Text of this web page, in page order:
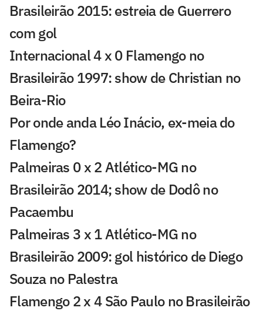
Brasileirão 2015: estreia de Guerrero
com gol
Internacional 4 x 0 Flamengo no
Brasileirão 1997: show de Christian no
Beira-Rio
Por onde anda Léo Inácio, ex-meia do
Flamengo?
Palmeiras 0 x 2 Atlético-MG no
Brasileirão 2014; show de Dodô no
Pacaembu
Palmeiras 3 x 1 Atlético-MG no
Brasileirão 2009: gol histórico de Diego
Souza no Palestra
Flamengo 2 x 4 São Paulo no Brasileirão